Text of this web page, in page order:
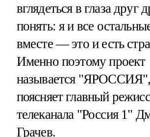
вглядеться в глаза друг
понять: я и все
вместе — это и есть
Именно поэтому проект
называется
поясняет главный
телеканала "Россия 1"
Грачев.